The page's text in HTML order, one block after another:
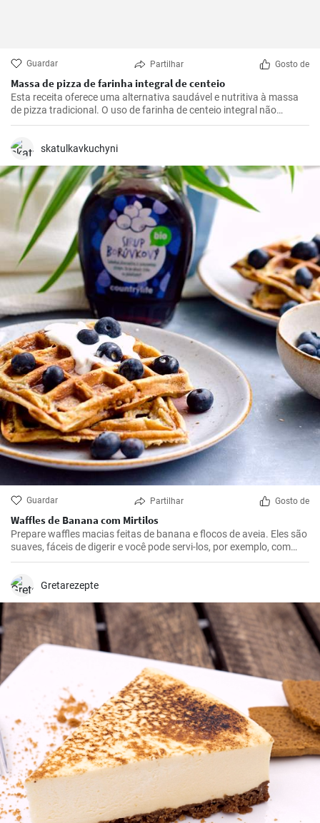
Guardar Partilhar Gosto de
Massa de pizza de farinha integral de centeio
Esta receita oferece uma alternativa saudável e nutritiva à massa
de pizza tradicional. O uso de farinha de centeio integral não
apenas torna a pizza mais saborosa, mas também adiciona muitas
skatulkavkuchyni
Guardar Partilhar Gosto de
Waffles de Banana com Mirtilos
Prepare waffles macias feitas de banana e flocos de aveia. Eles são
suaves, fáceis de digerir e você pode servi-los, por exemplo, com
mirtilos frescos e xarope de mirtilo.
Gretarezepte